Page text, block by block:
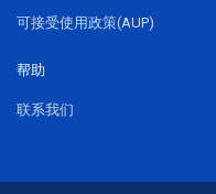
可接受使用政策(AUP)
帮助
联系我们